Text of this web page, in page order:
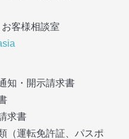
客様相談室
知・開示請求書
求書
（運転免許証、パスポ